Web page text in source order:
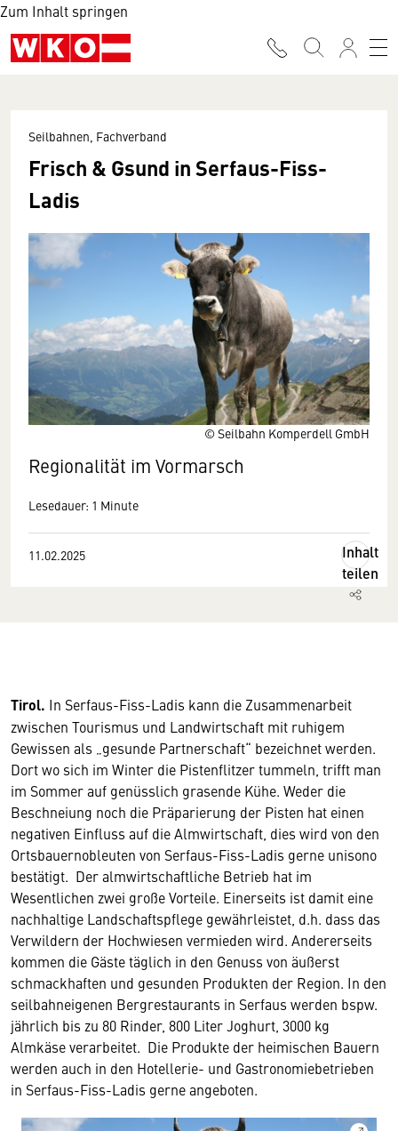
Zum Inhalt springen
© Seilbahn Komperdell GmbH
Seilbahnen, Fachverband
Frisch & Gsund in Serfaus-Fiss-
Ladis
Regionalität im Vormarsch
Lesedauer: 1 Minute
11.02.2025
Inhalt
teilen
Tirol. In Serfaus-Fiss-Ladis kann die Zusammenarbeit
zwischen Tourismus und Landwirtschaft mit ruhigem
Gewissen als „gesunde Partnerschaft“ bezeichnet werden.
Dort wo sich im Winter die Pistenflitzer tummeln, trifft man
im Sommer auf genüsslich grasende Kühe. Weder die
Beschneiung noch die Präparierung der Pisten hat einen
negativen Einfluss auf die Almwirtschaft, dies wird von den
Ortsbauernobleuten von Serfaus-Fiss-Ladis gerne unisono
bestätigt. Der almwirtschaftliche Betrieb hat im
Wesentlichen zwei große Vorteile. Einerseits ist damit eine
nachhaltige Landschaftspflege gewährleistet, d.h. dass das
Verwildern der Hochwiesen vermieden wird. Andererseits
kommen die Gäste täglich in den Genuss von äußerst
schmackhaften und gesunden Produkten der Region. In den
seilbahneigenen Bergrestaurants in Serfaus werden bspw.
jährlich bis zu 80 Rinder, 800 Liter Joghurt, 3000 kg
Almkäse verarbeitet. Die Produkte der heimischen Bauern
werden auch in den Hotellerie- und Gastronomiebetrieben
in Serfaus-Fiss-Ladis gerne angeboten.